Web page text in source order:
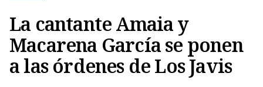
La cantante Amaia y
Macarena García se ponen
a las órdenes de Los Javis